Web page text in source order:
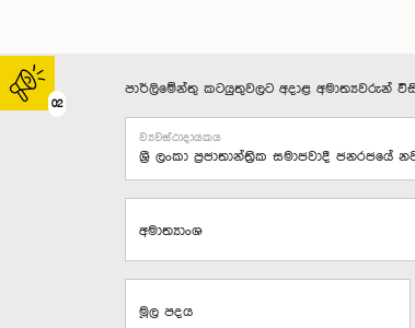
02
පාර්ලිමේන්තු කටයුතුවලට අදාළ
ව්‍යවස්ථාදායකය
අමාත්‍යාංශ
මූල පදය